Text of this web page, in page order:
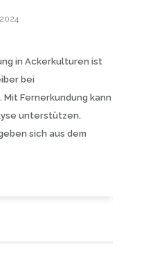
in Ackerkulturen ist
bei
Fernerkundung kann
unterstützen.
sich aus dem